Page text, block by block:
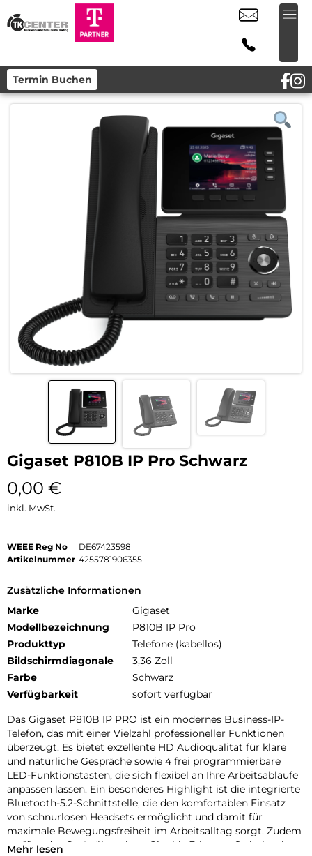
Termin Buchen
Gigaset P810B IP Pro Schwarz
0,00 €
inkl. MwSt.
WEEE Reg No
DE67423598
Artikelnummer 4255781906355
Zusätzliche Informationen
Marke
Gigaset
Modellbezeichnung
P810B IP Pro
Produkttyp
Telefone (kabellos)
Bildschirmdiagonale
3,36 Zoll
Farbe
Schwarz
Verfügbarkeit
sofort verfügbar
Das Gigaset P810B IP PRO ist ein modernes Business-IP-
Telefon, das mit einer Vielzahl professioneller Funktionen
überzeugt. Es bietet exzellente HD Audioqualität für klare
und natürliche Gespräche sowie 4 frei programmierbare
LED-Funktionstasten, die sich flexibel an Ihre Arbeitsabläufe
anpassen lassen. Ein besonderes Highlight ist die integrierte
Bluetooth-5.2-Schnittstelle, die den komfortablen Einsatz
von schnurlosen Headsets ermöglicht und damit für
maximale Bewegungsfreiheit im Arbeitsalltag sorgt. Zudem
verfügt das Gerät über einen Gigabit-Ethernet-Switch mit
Mehr lesen